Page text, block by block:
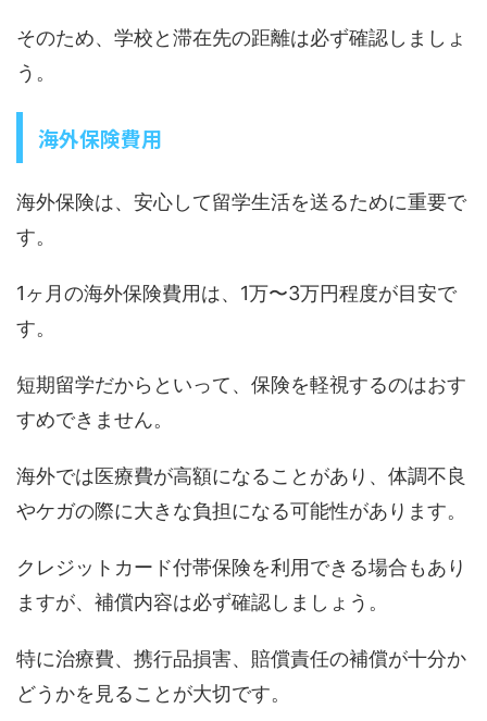
そのため、学校と滞在先の距離は必ず確認しましょ
う。
海外保険費用
海外保険は、安心して留学生活を送るために重要で
す。
1ヶ月の海外保険費用は、1万〜3万円程度が目安で
す。
短期留学だからといって、保険を軽視するのはおす
すめできません。
海外では医療費が高額になることがあり、体調不良
やケガの際に大きな負担になる可能性があります。
クレジットカード付帯保険を利用できる場合もあり
ますが、補償内容は必ず確認しましょう。
特に治療費、携行品損害、賠償責任の補償が十分か
どうかを見ることが大切です。